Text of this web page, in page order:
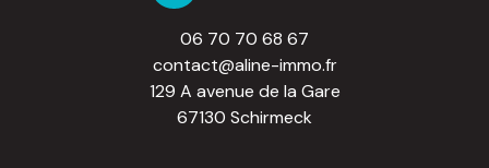
06 70 70 68 67
contact@aline-immo.fr
129 A avenue de la Gare
67130 Schirmeck